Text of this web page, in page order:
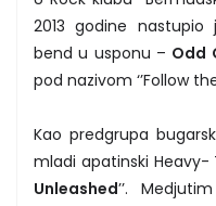
2013 godine nastupio
bend u usponu – Odd
pod nazivom ‘’Follow the
Kao predgrupa
mladi apatinski Heavy-
Unleashed’’.